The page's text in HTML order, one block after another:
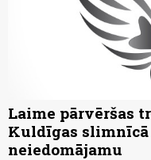
Laime pārvēršas
Kuldīgas
neiedomājamu